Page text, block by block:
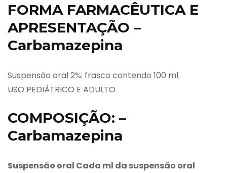
FORMA FARMACÊUTICA E
APRESENTAÇÃO –
Carbamazepina
Suspensão oral 2%: frasco contendo 100 ml.
USO PEDIÁTRICO E ADULTO
COMPOSIÇÃO: –
Carbamazepina
Suspensão oral Cada ml da suspensão oral